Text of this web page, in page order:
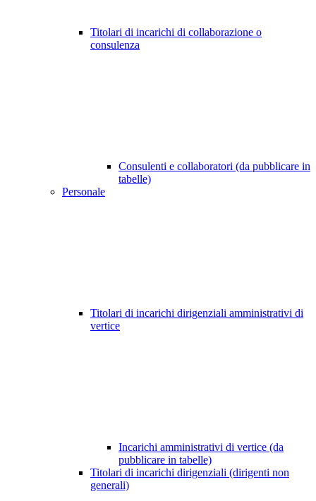
Titolari di incarichi di collaborazione o
consulenza
Consulenti e collaboratori (da pubblicare in
tabelle)
Personale
Titolari di incarichi dirigenziali amministrativi di
vertice
Incarichi amministrativi di vertice (da
pubblicare in tabelle)
Titolari di incarichi dirigenziali (dirigenti non
generali)